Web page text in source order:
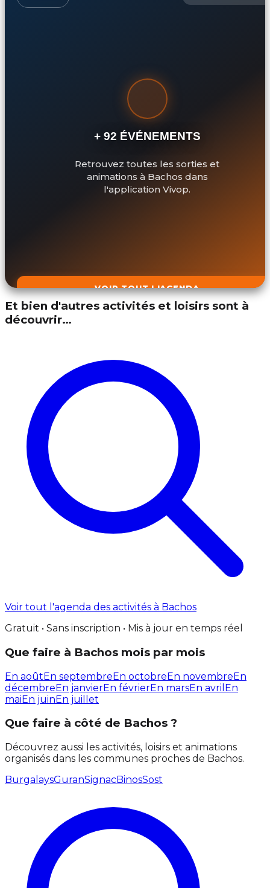
+ 92 ÉVÉNEMENTS
Retrouvez toutes les sorties et
animations à Bachos dans
l'application Vivop.
VOIR TOUT L'AGENDA
Et bien d'autres activités et loisirs sont à
découvrir…
Voir tout l'agenda des activités à Bachos
Gratuit • Sans inscription • Mis à jour en temps réel
Que faire à Bachos mois par mois
En aoûtEn septembreEn octobreEn novembreEn
décembreEn janvierEn févrierEn marsEn avril En
maiEn juinEn juillet
Que faire à côté de Bachos ?
Découvrez aussi les activités, loisirs et animations
organisés dans les communes proches de Bachos.
BurgalaysGuranSignacBinosSost